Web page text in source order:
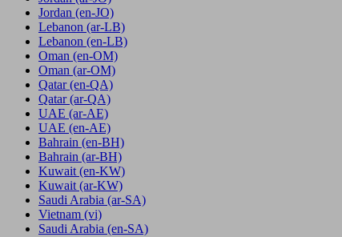
Jordan (en-JO)
Lebanon (ar-LB)
Lebanon (en-LB)
Oman (en-OM)
Oman (ar-OM)
Qatar (en-QA)
Qatar (ar-QA)
UAE (ar-AE)
UAE (en-AE)
Bahrain (en-BH)
Bahrain (ar-BH)
Kuwait (en-KW)
Kuwait (ar-KW)
Saudi Arabia (ar-SA)
Vietnam (vi)
Saudi Arabia (en-SA)